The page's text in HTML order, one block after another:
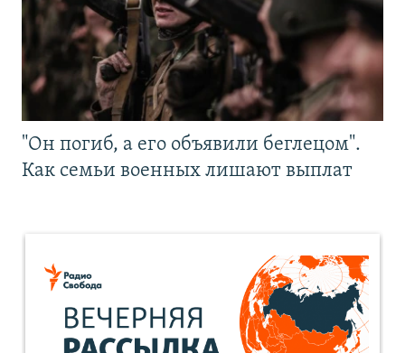
"Он погиб, а его объявили беглецом".
Как семьи военных лишают выплат